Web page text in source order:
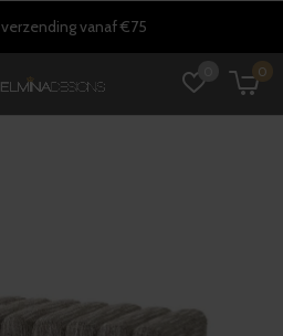
0
vanaf €75